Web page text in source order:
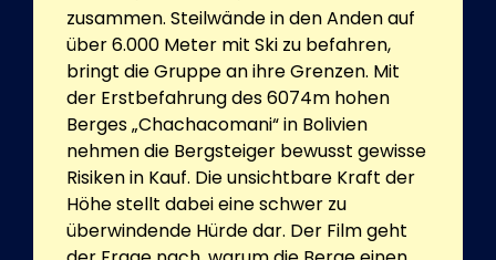
zusammen. Steilwände in den Anden auf
über 6.000 Meter mit Ski zu befahren,
bringt die Gruppe an ihre Grenzen. Mit
der Erstbefahrung des 6074m hohen
Berges „Chachacomani“ in Bolivien
nehmen die Bergsteiger bewusst gewisse
Risiken in Kauf. Die unsichtbare Kraft der
Höhe stellt dabei eine schwer zu
überwindende Hürde dar. Der Film geht